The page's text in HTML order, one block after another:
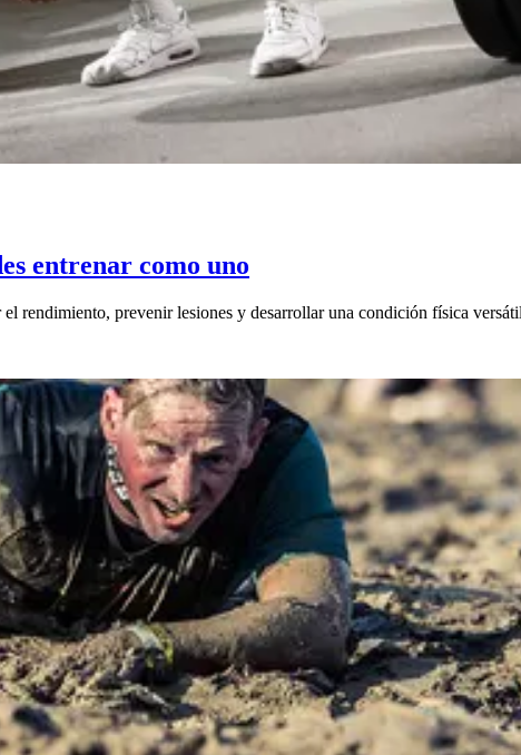
entrenar como uno
rendimiento, prevenir lesiones y desarrollar una condición física